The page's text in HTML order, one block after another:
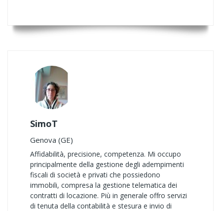
SimoT
Genova (GE)
Affidabilità, precisione, competenza. Mi occupo
principalmente della gestione degli adempimenti
fiscali di società e privati che possiedono
immobili, compresa la gestione telematica dei
contratti di locazione. Più in generale offro servizi
di tenuta della contabilità e stesura e invio di